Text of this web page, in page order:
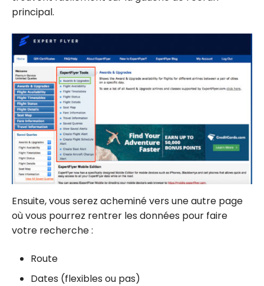
principal.
Ensuite, vous serez acheminé vers une autre page
où vous pourrez rentrer les données pour faire
votre recherche :
Route
Dates (flexibles ou pas)